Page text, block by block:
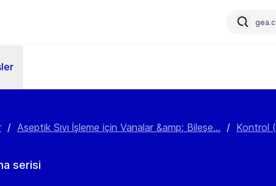
/ Aseptik Sıvı İşleme için Vanalar &amp; Bileşe... / Kontrol
serisi